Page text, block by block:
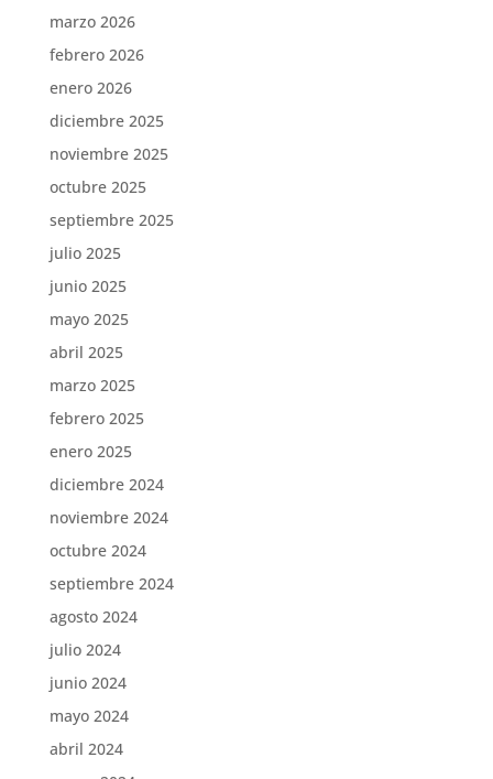
marzo 2026
febrero 2026
enero 2026
diciembre 2025
noviembre 2025
octubre 2025
septiembre 2025
julio 2025
junio 2025
mayo 2025
abril 2025
marzo 2025
febrero 2025
enero 2025
diciembre 2024
noviembre 2024
octubre 2024
septiembre 2024
agosto 2024
julio 2024
junio 2024
mayo 2024
abril 2024